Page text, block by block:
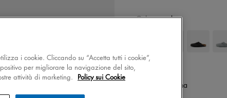
Coloreverde
Seleziona
i cookie. Cliccando su “Accetta tutti i cookie”,
per migliorare la navigazione del sito,
attività di marketing. Policy sui Cookie